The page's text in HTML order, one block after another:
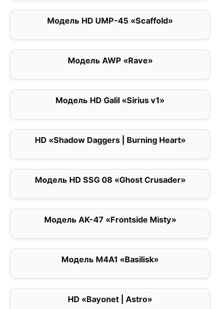
Модель HD UMP-45 «Scaffold»
Модель AWP «Rave»
Модель HD Galil «Sirius v1»
HD «Shadow Daggers | Burning Heart»
Модель HD SSG 08 «Ghost Crusader»
Модель AK-47 «Frontside Misty»
Модель M4A1 «Basilisk»
HD «Bayonet | Astro»